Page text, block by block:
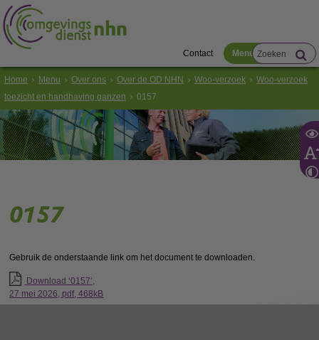
Contact Menu
Home Menu Over ons Over de OD NHN Woo-verzoek
Woo-verzoek
toezicht en handhaving ganzen
0157
0157
Gebruik de onderstaande link om het document te downloaden.
Download ‘0157’,
27 mei 2026, pdf, 468kB